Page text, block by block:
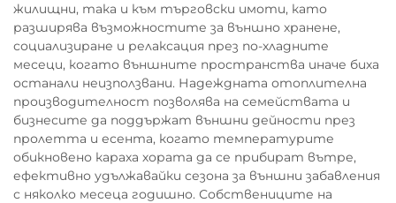
жилищни, така и към търговски имоти, като
разширява възможностите за външно хранене,
социализиране и релаксация през по-хладните
месеци, когато външните пространства иначе биха
останали неизползвани. Надеждната отоплителна
производителност позволява на семействата и
бизнесите да поддържат външни дейности през
пролетта и есента, когато температурите
обикновено караха хората да се прибират вътре,
ефективно удължавайки сезона за външни забавления
с няколко месеца годишно. Собствениците на